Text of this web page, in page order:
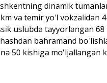
dinamik
va temir yo'l vokzalidan
uslubda tayyorlangan
bahramand
50 kishiga mo'ljallangan
qishki basseyn, fin